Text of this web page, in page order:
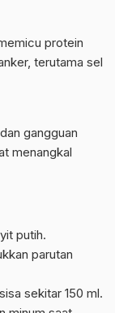
protein
terutama sel
gangguan
menangkal
putih.
parutan
sekitar 150 ml.